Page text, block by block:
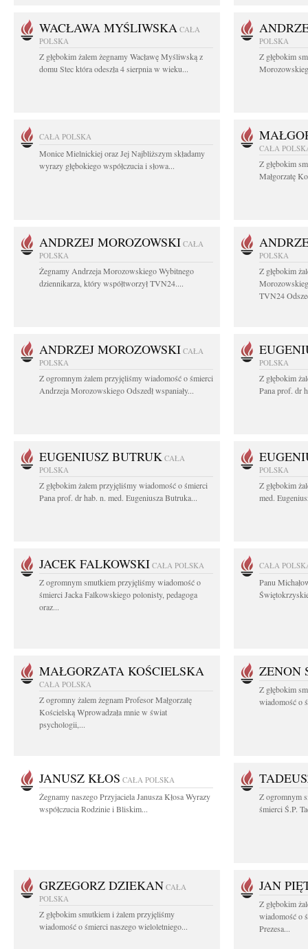
WACŁAWA MYŚLIWSKA CAŁA
POLSKA
Z głębokim żalem żegnamy Wacławę Myśliwską z
domu Stec która odeszła 4 sierpnia w wieku...
POLSKA
Z głębokim
CAŁA POLSKA
Monice Mielnickiej oraz Jej Najbliższym składamy
wyrazy głębokiego współczucia i słowa...
CAŁA
Z głębokim
Małgorzatę
ANDRZEJ MOROZOWSKI CAŁA
POLSKA
Żegnamy Andrzeja Morozowskiego Wybitnego
dziennikarza, który współtworzył TVN24....
POLSKA
Z głębokim
TVN24
ANDRZEJ MOROZOWSKI CAŁA
POLSKA
Z ogromnym żalem przyjęliśmy wiadomość o śmierci
Andrzeja Morozowskiego Odszedł wspaniały...
POLSKA
Z głębokim
Pana prof. dr
EUGENIUSZ BUTRUK CAŁA
POLSKA
Z głębokim żalem przyjęliśmy wiadomość o śmierci
Pana prof. dr hab. n. med. Eugeniusza Butruka...
POLSKA
Z głębokim
med.
JACEK FALKOWSKI CAŁA POLSKA
Z ogromnym smutkiem przyjęliśmy wiadomość o
śmierci Jacka Falkowskiego polonisty, pedagoga
oraz...
CAŁA
Panu
MAŁGORZATA KOŚCIELSKA
CAŁA POLSKA
Z ogromny żalem żegnam Profesor Małgorzatę
Kościelską Wprowadzała mnie w świat
psychologii,...
ZENON
Z głębokim
wiadomość o
JANUSZ KŁOS CAŁA POLSKA
Żegnamy naszego Przyjaciela Janusza Kłosa Wyrazy
współczucia Rodzinie i Bliskim...
Z ogromnym
śmierci Ś.P.
GRZEGORZ DZIEKAN CAŁA
POLSKA
Z głębokim smutkiem i żalem przyjęliśmy
wiadomość o śmierci naszego wieloletniego...
JAN
Z głębokim
wiadomość o
Prezesa...